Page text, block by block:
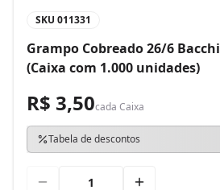
SKU 011331
Grampo Cobreado 26/6 Bacchi
(Caixa com 1.000 unidades)
R$ 3,50cada Caixa
Tabela de descontos